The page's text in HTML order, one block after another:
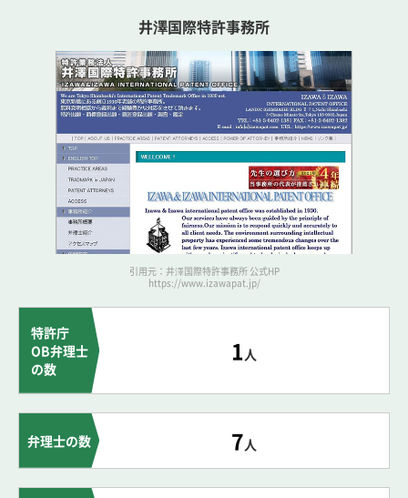
井澤国際特許事務所
引用元：井澤国際特許事務所 公式HP
https://www.izawapat.jp/
特許庁
OB弁理士
の数
1人
弁理士の数 7人